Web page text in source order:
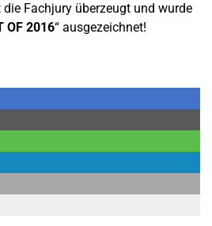
die Fachjury überzeugt und wurde
OF 2016“ ausgezeichnet!